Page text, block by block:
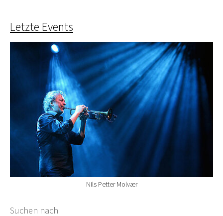
Letzte Events
Nils Petter Molvær
Suchformular
Suchen nach